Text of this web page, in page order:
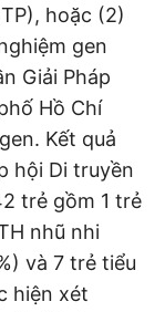
hoặc (2)
gen
Giải Pháp
Hồ Chí
Kết quả
hội Di truyền
trẻ gồm 1 trẻ
nhũ nhi
và 7 trẻ tiểu
hiện xét